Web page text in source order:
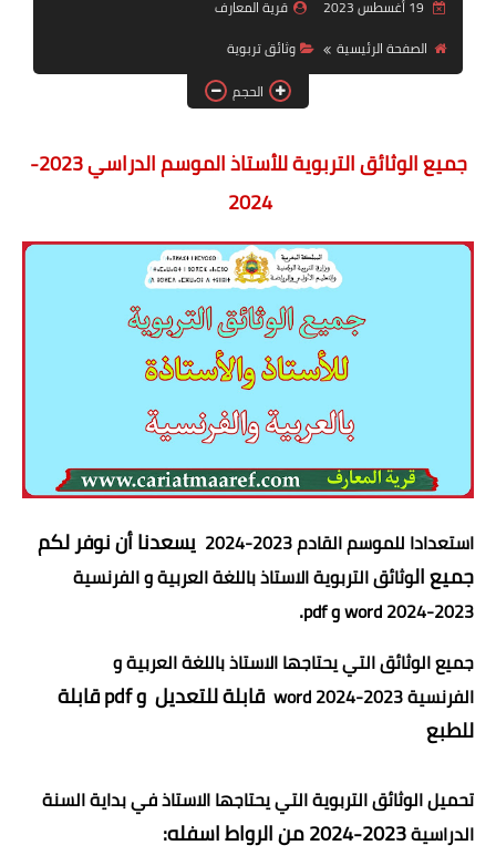
دلائل الاستاذ
المراقبة المستمرة
المستوى الاول
المستوى الثاني
المستوى الثالث
المستوى الرابع
المستوى الخامس
المستوى السادس
السلك الثانوي
الاولى اعدادي
الثالثة اعدادي
الثانوي التأهيلي
قرية المعارف
الصفحة الرئيسية
وثائق تربوية
الحجم
جميع الوثائق التربوية للأستاذ الموسم الدراسي 2023-
2024
استعدادا للموسم القادم 2023-2024
يسعدنا أن نوفر لكم
جميع الوثائق التربوية الاستاذ باللغة العربية و الفرنسية
2023-2024 word و pdf
.
جميع الوثائق التي يحتاجها الاستاذباللغة العربية و
الفرنسية
قابلة للتعديل
و pdf قابلة
للطبع
تحميل الوثائق التربوية التي يحتاجها الاستاذ في بداية السنة
الدراسية2023-2024 من الرواط اسفله: